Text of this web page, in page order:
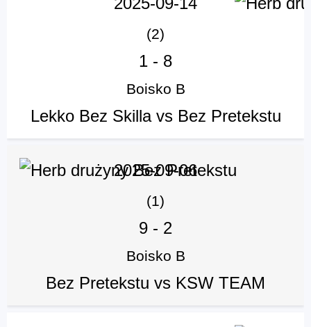
(2)
1 - 8
Boisko B
Lekko Bez Skilla vs Bez Pretekstu
2025-09-06
(1)
9 - 2
Boisko B
Bez Pretekstu vs KSW TEAM